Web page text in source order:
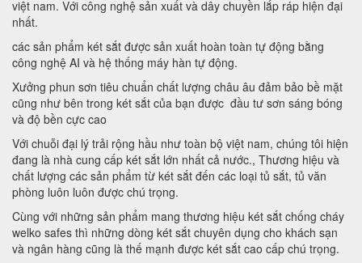
việt nam. Với công nghệ sản xuất và dây chuyền lắp ráp hiện đại
nhất.
các sản phẩm két sắt được sản xuất hoàn toàn tự động bằng
công nghệ AI và hệ thống máy hàn tự động.
Xưởng phun sơn tiêu chuẩn chất lượng châu âu đảm bảo bề mặt
cũng như bên trong két sắt của bạn được đầu tư sơn sáng bóng
và độ bền cực cao
Với chuỗi đại lý trải rộng hầu như toàn bộ việt nam, chúng tôi hiện
đang là nhà cung cấp két sắt lớn nhất cả nước., Thương hiệu và
chất lượng các sản phẩm từ két sắt đến các loại tủ sắt, tủ văn
phòng luôn luôn được chú trọng.
Cùng với những sản phẩm mang thương hiệu két sắt chống cháy
welko safes thì những dòng két sắt chuyên dụng cho khách sạn
và ngân hàng cũng là thế mạnh được két sắt cao cấp chú trọng.